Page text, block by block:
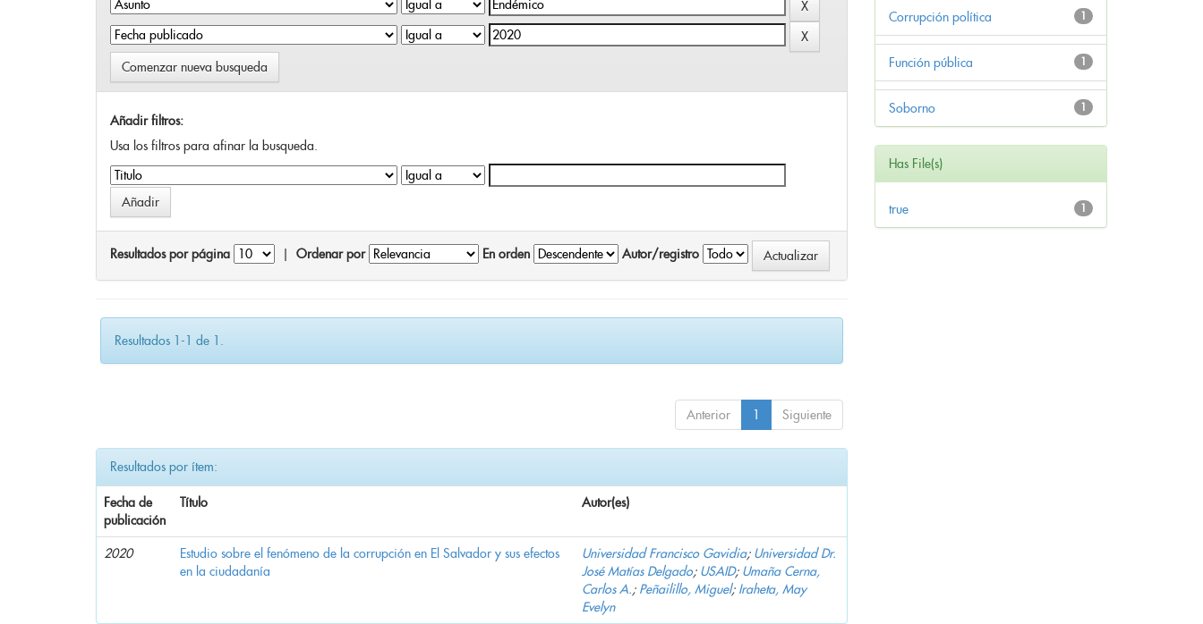
Comenzar nueva busqueda
Añadir filtros:
Usa los filtros para afinar la busqueda.
Resultados por página Ordenar por En orden Autor/registro
Resultados 1-1 de 1.
Anterior 1 Siguiente
Resultados por ítem:
Fecha de
publicación
Título Autor(es)
2020
Estudio sobre el fenómeno de la corrupción en El Salvador y sus efectos
en la ciudadanía
Universidad Francisco Gavidia; Universidad Dr.
José Matías Delgado; USAID; Umaña Cerna,
Carlos A.; Peñailillo, Miguel; Iraheta, May
Evelyn
1
Corrupción política
1
Función pública
1
Soborno
Has File(s)
1
true